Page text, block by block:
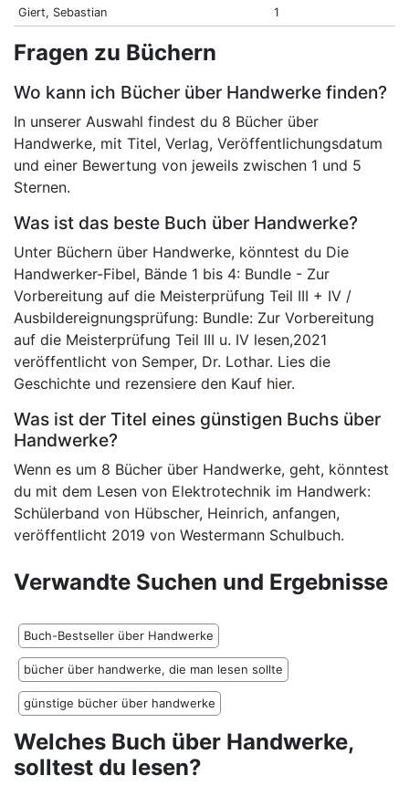
Giert, Sebastian 1
Fragen zu Büchern
Wo kann ich Bücher über Handwerke finden?
In unserer Auswahl findest du 8 Bücher über
Handwerke, mit Titel, Verlag, Veröffentlichungsdatum
und einer Bewertung von jeweils zwischen 1 und 5
Sternen.
Was ist das beste Buch über Handwerke?
Unter Büchern über Handwerke, könntest du Die
Handwerker-Fibel, Bände 1 bis 4: Bundle - Zur
Vorbereitung auf die Meisterprüfung Teil III + IV /
Ausbildereignungsprüfung: Bundle: Zur Vorbereitung
auf die Meisterprüfung Teil III u. IV lesen,2021
veröffentlicht von Semper, Dr. Lothar. Lies die
Geschichte und rezensiere den Kauf hier.
Was ist der Titel eines günstigen Buchs über
Handwerke?
Wenn es um 8 Bücher über Handwerke, geht, könntest
du mit dem Lesen von Elektrotechnik im Handwerk:
Schülerband von Hübscher, Heinrich, anfangen,
veröffentlicht 2019 von Westermann Schulbuch.
Verwandte Suchen und Ergebnisse
Buch-Bestseller über Handwerke
bücher über handwerke, die man lesen sollte
günstige bücher über handwerke
Welches Buch über Handwerke,
solltest du lesen?